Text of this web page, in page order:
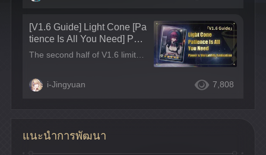
[V1.6 Guide] Light Cone [Pa
tience Is All You Need] Pow
er & Versatility Evaluation The second half of V1.6 limited banner releases 5-star Light Cone [Patience Is All You Need]! How will this Light Cone enhance Kafka? Is it necessary to pull for Kafka's this signature Light Cone? This guide will provide an evaluation of the 5-star signature Light Cone [Patience Is All You Need] for [Kafka] on its versatility and strength~
i-Jingyuan 7,808
แนะนำการพัฒนา